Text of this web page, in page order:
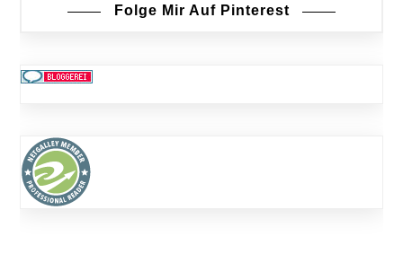
Folge Mir Auf Pinterest